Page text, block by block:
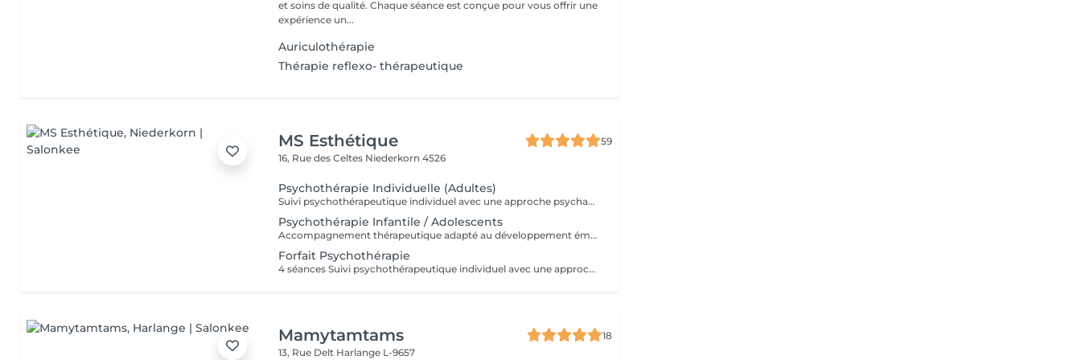
et soins de qualité. Chaque séance est conçue pour vous offrir une
expérience un...
Auriculothérapie
Thérapie reflexo- thérapeutique
MS Esthétique
59
16, Rue des Celtes Niederkorn 4526
Psychothérapie Individuelle (Adultes)
Suivi psychothérapeutique individuel avec une approche psychanalytique, axé sur la connaissance de soi, l'élaboration émotionnelle, la réduction de l'anxiété et l'amélioration de la qualité de vie. SPM et Santé de la Femme Accompagnement thérapeutique axé sur la santé émotionnelle et hormonale de la femme, pouvant intégrer la psychothérapie et l'acupuncture.
Psychothérapie Infantile / Adolescents
Accompagnement thérapeutique adapté au développement émotionnel des enfants et des adolescents, avec un accent sur le comportement, les émotions et les liens familiaux. Éducation Sexuelle Émotionnelle Séances éducatives et thérapeutiques favorisant le développement sain de la sexualité, des émotions, des limites et de la communication. Prévention des Abus Sexuels Interventions psychoéducatives axées sur la prévention des abus sexuels, renforçant la conscience corporelle, émotionnelle et les stratégies de protection.
Forfait Psychothérapie
4 séances Suivi psychothérapeutique individuel avec une approche psychanalytique, axé sur la connaissance de soi, l’élaboration émotionnelle, la réduction de l’anxiété et l’amélioration de la qualité de vie.
Mamytamtams
18
13, Rue Delt Harlange L-9657